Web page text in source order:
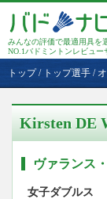
みんなの評価で最適用具を
NO.1バドミントンレビュー
トップ/ トップ選手 /
Kirsten DE
ヴァランス
女子ダブルス